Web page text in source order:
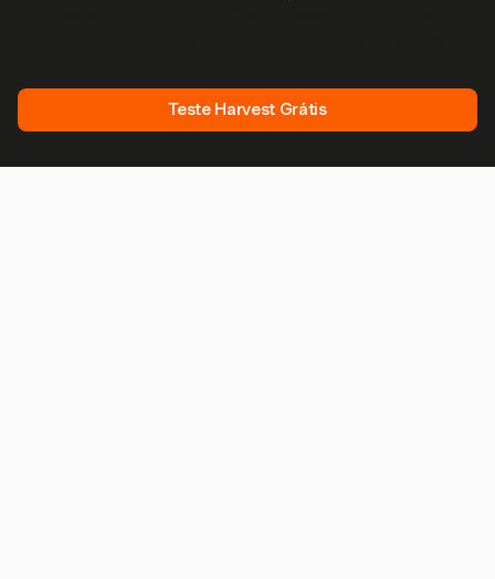
Teste Harvest Grátis